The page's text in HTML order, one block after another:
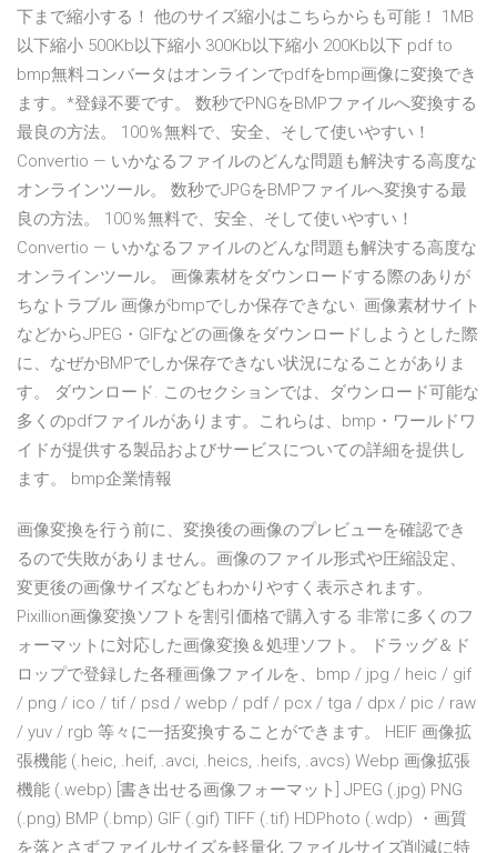
下まで縮小する！ 他のサイズ縮小はこちらからも可能！ 1MB
以下縮小 500Kb以下縮小 300Kb以下縮小 200Kb以下 pdf to
bmp無料コンバータはオンラインでpdfをbmp画像に変換でき
ます。*登録不要です。 数秒でPNGをBMPファイルへ変換する
最良の方法。 100％無料で、安全、そして使いやすい！
Convertio — いかなるファイルのどんな問題も解決する高度な
オンラインツール。 数秒でJPGをBMPファイルへ変換する最
良の方法。 100％無料で、安全、そして使いやすい！
Convertio — いかなるファイルのどんな問題も解決する高度な
オンラインツール。 画像素材をダウンロードする際のありが
ちなトラブル 画像がbmpでしか保存できない. 画像素材サイト
などからJPEG・GIFなどの画像をダウンロードしようとした際
に、なぜかBMPでしか保存できない状況になることがありま
す。 ダウンロード. このセクションでは、ダウンロード可能な
多くのpdfファイルがあります。これらは、bmp・ワールドワ
イドが提供する製品およびサービスについての詳細を提供し
ます。 bmp企業情報
画像変換を行う前に、変換後の画像のプレビューを確認でき
るので失敗がありません。画像のファイル形式や圧縮設定、
変更後の画像サイズなどもわかりやすく表示されます。
Pixillion画像変換ソフトを割引価格で購入する 非常に多くのフ
ォーマットに対応した画像変換＆処理ソフト。 ドラッグ＆ド
ロップで登録した各種画像ファイルを、bmp / jpg / heic / gif
/ png / ico / tif / psd / webp / pdf / pcx / tga / dpx / pic / raw
/ yuv / rgb 等々に一括変換することができます。 HEIF 画像拡
張機能 (.heic, .heif, .avci, .heics, .heifs, .avcs) Webp 画像拡張
機能 (.webp) [書き出せる画像フォーマット] JPEG (.jpg) PNG
(.png) BMP (.bmp) GIF (.gif) TIFF (.tif) HDPhoto (.wdp) ・画質
を落とさずファイルサイズを軽量化 ファイルサイズ削減に特